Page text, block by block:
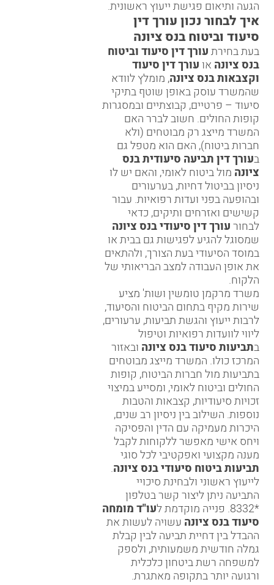
הגעה ותיאום פגישת ייעוץ ראשונית.
איך לבחור נכון עורך דין
סיעוד וביטוח בנס ציונה
בעת בחירתעורך דין סיעוד וביטוח
בנס ציונה או עורך דין סיעוד
וקצבאות בנס ציונה, מומלץ לוודא
שהמשרד עוסק באופן שוטף בתיקי
סיעוד – פרטיים, קבוצתיים ובמסגרות
קופות החולים. חשוב לברר האם
המשרד מייצג רק מבוטחים (ולא
חברות ביטוח), האם הוא מטפל גם
בעורך דין תביעה סיעודית בנס
ציונה מול ביטוח לאומי, והאם יש לו
ניסיון בביטול דחיות, בערעורים
ובהופעה בפני ועדות רפואיות. עבור
קשישים ואזרחים ותיקים, כדאי
לבחורעורך דין סיעודי בנס ציונה
שמסוגל להגיע לפגישות גם בבית או
במוסד הסיעודי בעת הצורך, ולהתאים
את אופן העבודה למצב הבריאותי של
הלקוח.
משרד מרקמן טומשין ושות' מציע
שירות מקיף בתחום הביטוח והסיעוד,
לרבות ייעוץ והגשת תביעות, ערעורים,
ליווי לוועדות רפואיות וטיפול
בתביעות סיעוד בנס ציונה ובאזור
המרכז כולו. המשרד מייצג מבוטחים
בתביעות מול חברות הביטוח, קופות
החולים וביטוח לאומי, ומסייע במיצוי
זכויות סיעודיות, קצבאות והטבות
נוספות. השילוב בין ניסיון רב שנים,
היכרות מעמיקה עם הדין והפסיקה
ויחס אישי מאפשר ללקוחות לקבל
מענה מקצועי ואפקטיבי לכל סוגי
תביעות ביטוח סיעודי בנס ציונה.
לייעוץ ראשוני ולבחינת סיכויי
התביעה ניתן ליצור קשר בטלפון
*8332
. פנייה מוקדמת לעו"ד מומחה
סיעוד בנס ציונה עשויה לעשות את
ההבדל בין דחיית תביעה לבין קבלת
גמלה חודשית משמעותית, ולספק
למשפחה רשת ביטחון כלכלית
ורגועה יותר בתקופה מאתגרת.